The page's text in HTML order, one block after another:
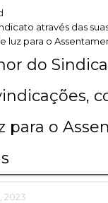
através das
luz para o
do
para o
2023